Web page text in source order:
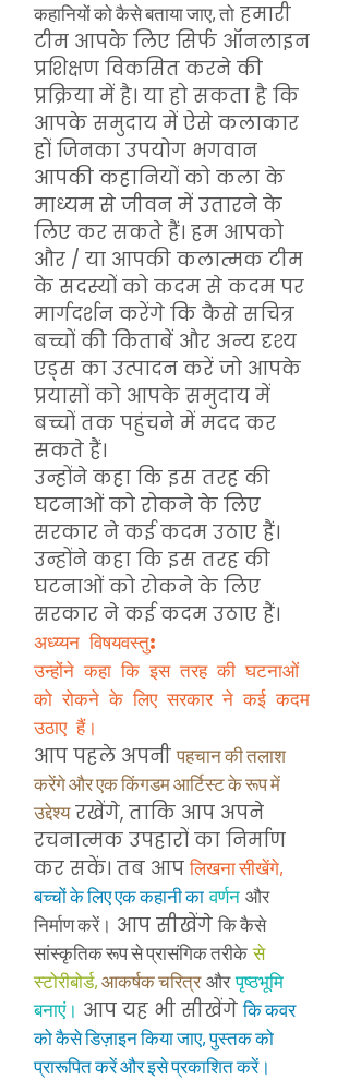
कहानियों को कैसे बताया जाए, तो हमारी
टीम आपके लिए सिर्फ ऑनलाइन
प्रशिक्षण विकसित करने की
प्रक्रिया में है। या हो सकता है कि
आपके समुदाय में ऐसे कलाकार
हों जिनका उपयोग भगवान
आपकी कहानियों को कला के
माध्यम से जीवन में उतारने के
लिए कर सकते हैं। हम आपको
और / या आपकी कलात्मक टीम
के सदस्यों को कदम से कदम पर
मार्गदर्शन करेंगे कि कैसे सचित्र
बच्चों की किताबें और अन्य दृश्य
एड्स का उत्पादन करें जो आपके
प्रयासों को आपके समुदाय में
बच्चों तक पहुंचने में मदद कर
सकते हैं।
उन्होंने कहा कि इस तरह की
घटनाओं को रोकने के लिए
सरकार ने कई कदम उठाए हैं।
उन्होंने कहा कि इस तरह की
घटनाओं को रोकने के लिए
सरकार ने कई कदम उठाए हैं।
अध्य्यन विषयवस्तु:
उन्होंने कहा कि इस तरह की घटनाओं
को रोकने के लिए सरकार ने कई कदम
उठाए हैं।
आप पहले अपनीपहचान की तलाश
करेंगे और एक किंगडम आर्टिस्ट के रूप में
उद्देश्यरखेंगे, ताकि आप अपने
रचनात्मक उपहारों का निर्माण
कर सकें। तब आपलिखना सीखेंगे,
बच्चों के लिए एक कहानी का वर्णन और
निर्माण करें। आप सीखेंगेकि कैसे
सांस्कृतिक रूप से प्रासंगिक तरीके से
स्टोरीबोर्ड, आकर्षक चरित्र और पृष्ठभूमि
बनाएं। आप यह भी सीखेंगेकि कवर
को कैसे डिज़ाइन किया जाए, पुस्तक को
प्रारूपित करें और इसे प्रकाशित करें।